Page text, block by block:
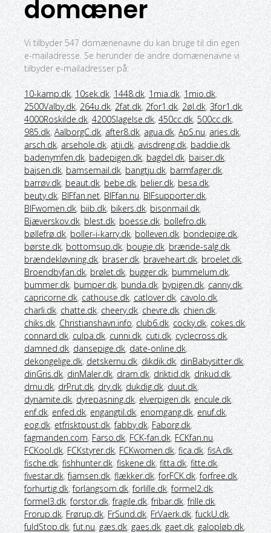
domæner
Vi tilbyder 547 domænenavne du kan bruge til din egen
e-mailadresse. Se herunder de andre domænenavne vi
tilbyder e-mailadresser på:
10-kamp.dk, 10sek.dk, 1448.dk, 1mia.dk, 1mio.dk,
2500Valby.dk, 264u.dk, 2fat.dk, 2for1.dk, 2øl.dk, 3for1.dk,
4000Roskilde.dk, 4200Slagelse.dk, 450cc.dk, 500cc.dk,
985.dk, AalborgC.dk, after8.dk, agua.dk, ApS.nu, aries.dk,
arsch.dk, arsehole.dk, atji.dk, avisdreng.dk, baddie.dk,
badenymfen.dk, badepigen.dk, bagdel.dk, baiser.dk,
bajsen.dk, bamsemail.dk, bangtju.dk, barmfager.dk,
barrøv.dk, beaut.dk, bebe.dk, belier.dk, besa.dk,
beuty.dk, BIFfan.net, BIFfan.nu, BIFsupporter.dk,
BIFwomen.dk, biib.dk, bikers.dk, bisonmail.dk,
Bjæverskov.dk, blest.dk, boesse.dk, bollefro.dk,
bøllefrø.dk, boller-i-karry.dk, bolleven.dk, bondepige.dk,
børste.dk, bottomsup.dk, bougie.dk, brænde-salg.dk,
brændekløvning.dk, braser.dk, braveheart.dk, broelet.dk,
Broendbyfan.dk, brølet.dk, bugger.dk, bummelum.dk,
bummer.dk, bumper.dk, bunda.dk, bypigen.dk, canny.dk,
capricorne.dk, cathouse.dk, catlover.dk, cavolo.dk,
charli.dk, chatte.dk, cheery.dk, chevre.dk, chien.dk,
chiks.dk, Christianshavn.info, club6.dk, cocky.dk, cokes.dk,
connard.dk, culpa.dk, cunni.dk, cuti.dk, cyclecross.dk,
damned.dk, dansepige.dk, date-online.dk,
dekongelige.dk, detskernu.dk, dikdik.dk, dinBabysitter.dk,
dinGris.dk, dinMaler.dk, dram.dk, driktid.dk, drikud.dk,
drnu.dk, drPrut.dk, dry.dk, dukdig.dk, duut.dk,
dynamite.dk, dyrepasning.dk, elverpigen.dk, encule.dk,
enf.dk, enfed.dk, engangtil.dk, enomgang.dk, enuf.dk,
eog.dk, etfrisktpust.dk,fabby.dk, Faborg.dk,
fagmanden.com, Farso.dk, FCK-fan.dk, FCKfan.nu,
FCKool.dk, FCKstyrer.dk, FCKwomen.dk, fica.dk, fisA.dk,
fische.dk, fishhunter.dk, fiskene.dk, fitta.dk, fitte.dk,
fivestar.dk,fjamsen.dk, flækker.dk,forFCK.dk,forfree.dk,
forhurtig.dk,forlangsom.dk,forlille.dk,formel2.dk,
formel3.dk,forstor.dk,fragile.dk,fribar.dk,frille.dk,
Frorup.dk, Frørup.dk, FrSund.dk, FrVaerk.dk,fuckU.dk,
fuldStop.dk,fut.nu, gæs.dk, gaes.dk, gaet.dk, galopløb.dk,